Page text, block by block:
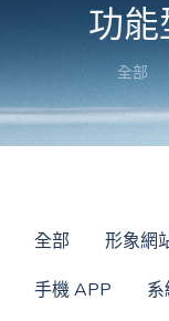
功
全部
全部 形象網
手機 APP